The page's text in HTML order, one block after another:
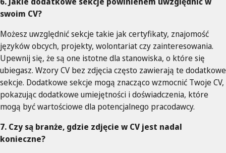
swoim CV?
Możesz uwzględnić sekcje takie jak certyfikaty, znajomość
języków obcych, projekty, wolontariat czy zainteresowania.
Upewnij się, że są one istotne dla stanowiska, o które się
ubiegasz. Wzory CV bez zdjęcia często zawierają te dodatkowe
sekcje. Dodatkowe sekcje mogą znacząco wzmocnić Twoje CV,
pokazując dodatkowe umiejętności i doświadczenia, które
mogą być wartościowe dla potencjalnego pracodawcy.
7. Czy są branże, gdzie zdjęcie w CV jest nadal
konieczne?